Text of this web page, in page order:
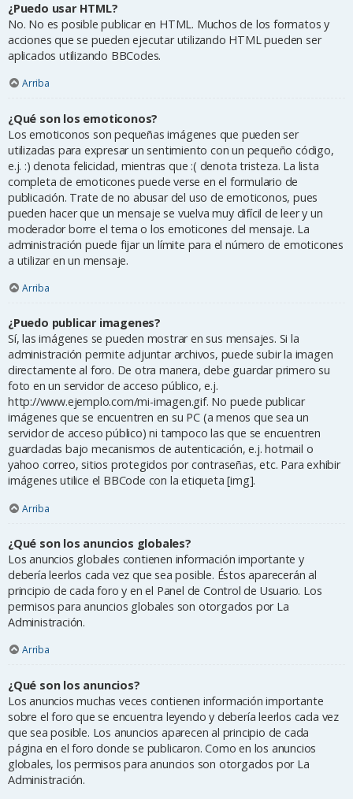
¿Puedo usar HTML?
No. No es posible publicar en HTML. Muchos de los formatos y
acciones que se pueden ejecutar utilizando HTML pueden ser
aplicados utilizando BBCodes.
Arriba
¿Qué son los emoticonos?
Los emoticonos son pequeñas imágenes que pueden ser
utilizadas para expresar un sentimiento con un pequeño código,
e.j. :) denota felicidad, mientras que :( denota tristeza. La lista
completa de emoticones puede verse en el formulario de
publicación. Trate de no abusar del uso de emoticonos, pues
pueden hacer que un mensaje se vuelva muy difícil de leer y un
moderador borre el tema o los emoticones del mensaje. La
administración puede fijar un límite para el número de emoticones
a utilizar en un mensaje.
Arriba
¿Puedo publicar imagenes?
Sí, las imágenes se pueden mostrar en sus mensajes. Si la
administración permite adjuntar archivos, puede subir la imagen
directamente al foro. De otra manera, debe guardar primero su
foto en un servidor de acceso público, e.j.
http://www.ejemplo.com/mi-imagen.gif. No puede publicar
imágenes que se encuentren en su PC (a menos que sea un
servidor de acceso público) ni tampoco las que se encuentren
guardadas bajo mecanismos de autenticación, e.j. hotmail o
yahoo correo, sitios protegidos por contraseñas, etc. Para exhibir
imágenes utilice el BBCode con la etiqueta [img].
Arriba
¿Qué son los anuncios globales?
Los anuncios globales contienen información importante y
debería leerlos cada vez que sea posible. Éstos aparecerán al
principio de cada foro y en el Panel de Control de Usuario. Los
permisos para anuncios globales son otorgados por La
Administración.
Arriba
¿Qué son los anuncios?
Los anuncios muchas veces contienen información importante
sobre el foro que se encuentra leyendo y debería leerlos cada vez
que sea posible. Los anuncios aparecen al principio de cada
página en el foro donde se publicaron. Como en los anuncios
globales, los permisos para anuncios son otorgados por La
Administración.